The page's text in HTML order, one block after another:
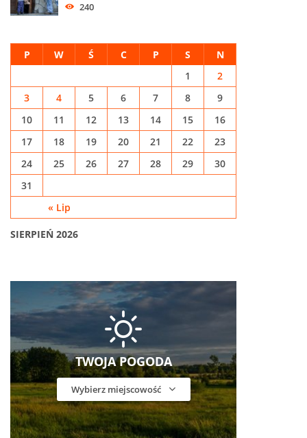
240
SIERPIEŃ 2026
P W Ś C P S N
« Lip
1
2
3
4 5 6 7 8
9
10
11 12 13 14 15
16
17
18 19 20 21 22
23
24
25 26 27 28 29
30
31
TWOJA POGODA
Wybierz miejscowość